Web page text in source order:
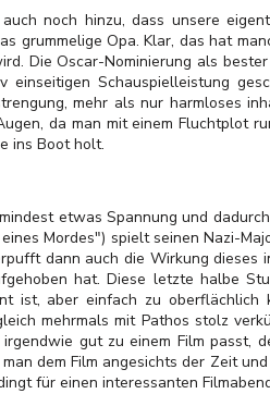
noch hinzu, dass unsere
grummelige Opa. Klar, das hat
Die Oscar-Nominierung als
einseitigen Schauspielleistung
mehr als nur harmloses
da man mit einem Fluchtplot
ins Boot holt.
etwas Spannung und
Mordes") spielt seinen Nazi-
dann auch die Wirkung
hat. Diese letzte halbe
ist, aber einfach zu oberflächlich
mehrmals mit Pathos stolz
irgendwie gut zu einem Film
dem Film angesichts der Zeit
für einen interessanten